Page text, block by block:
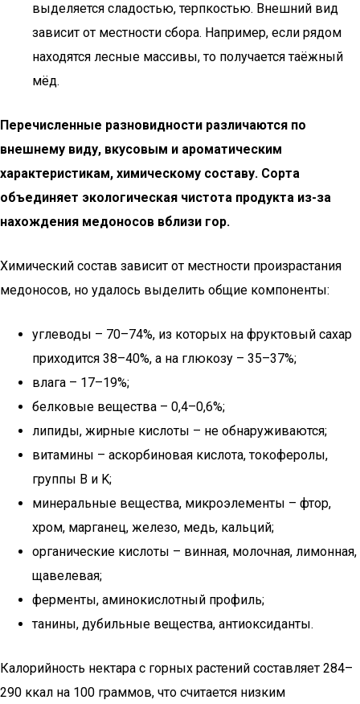
выделяется сладостью, терпкостью. Внешний вид
зависит от местности сбора. Например, если рядом
находятся лесные массивы, то получается таёжный
мёд.
Перечисленные разновидности различаются по
внешнему виду, вкусовым и ароматическим
характеристикам, химическому составу. Сорта
объединяет экологическая чистота продукта из-за
нахождения медоносов вблизи гор.
Химический состав зависит от местности произрастания
медоносов, но удалось выделить общие компоненты:
углеводы – 70–74%, из которых на фруктовый сахар
приходится 38–40%, а на глюкозу – 35–37%;
влага – 17–19%;
белковые вещества – 0,4–0,6%;
липиды, жирные кислоты – не обнаруживаются;
витамины – аскорбиновая кислота, токоферолы,
группы B и K;
минеральные вещества, микроэлементы – фтор,
хром, марганец, железо, медь, кальций;
органические кислоты – винная, молочная, лимонная,
щавелевая;
ферменты, аминокислотный профиль;
танины, дубильные вещества, антиоксиданты.
Калорийность нектара с горных растений составляет 284–
290 ккал на 100 граммов, что считается низким